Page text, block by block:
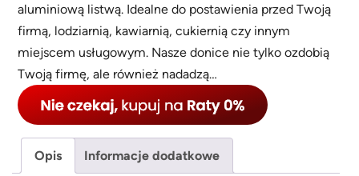
aluminiową listwą. Idealne do postawienia przed Twoją
firmą, lodziarnią, kawiarnią, cukiernią czy innym
miejscem usługowym. Nasze donice nie tylko ozdobią
Twoją firmę, ale również nadadzą…
Opis Informacje dodatkowe